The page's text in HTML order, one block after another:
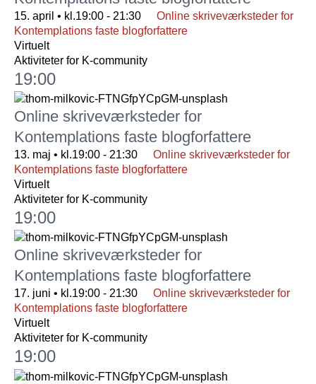
.
15. april • kl.19:00- 21:30
Online skriveværksteder for
Kontemplations faste blogforfattere
Virtuelt
Aktiviteter for K-community
19:00
Online skriveværksteder for
Kontemplations faste blogforfattere
13. maj • kl.19:00- 21:30
Online skriveværksteder for
Kontemplations faste blogforfattere
Virtuelt
Aktiviteter for K-community
19:00
Online skriveværksteder for
Kontemplations faste blogforfattere
17. juni • kl.19:00- 21:30
Online skriveværksteder for
Kontemplations faste blogforfattere
Virtuelt
Aktiviteter for K-community
19:00